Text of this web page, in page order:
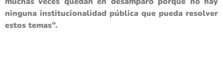
ninguna institucionalidad pública que pueda resolver
estos temas”.